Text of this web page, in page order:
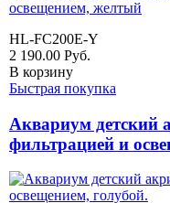
HL-FC200E-Y
2 190.00 Руб.
В корзину
Быстрая покупка
Аквариум детский
фильтрацией и